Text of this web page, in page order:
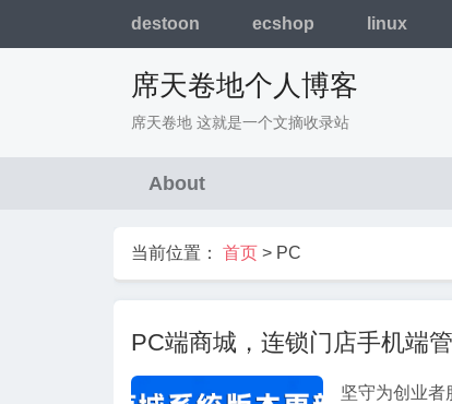
destoon ecshop linux
席天卷地个人博客
席天卷地 这就是一个文摘收录站
About
当前位置： 首页 > PC
PC端商城，连锁门店手机端
坚守为创业者